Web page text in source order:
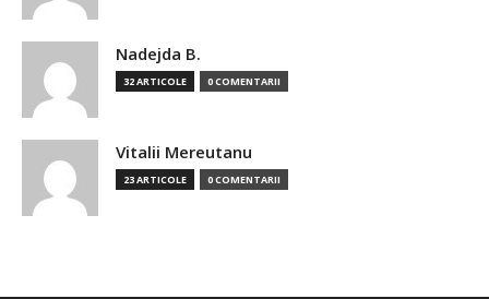
Nadejda B.
32 ARTICOLE 0 COMENTARII
Vitalii Mereutanu
23 ARTICOLE 0 COMENTARII